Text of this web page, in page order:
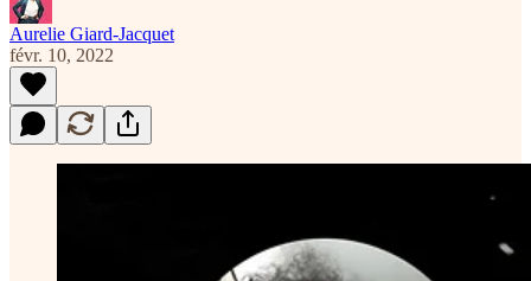
Aurelie Giard-Jacquet
févr. 10, 2022